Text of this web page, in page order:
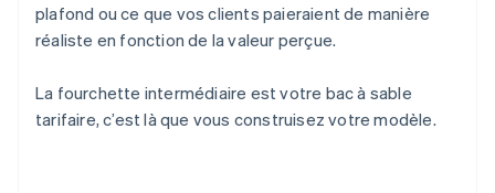
plafond ou ce que vos clients paieraient de manière
réaliste en fonction de la valeur perçue.
La fourchette intermédiaire est votre bac à sable
tarifaire, c’est là que vous construisez votre modèle.